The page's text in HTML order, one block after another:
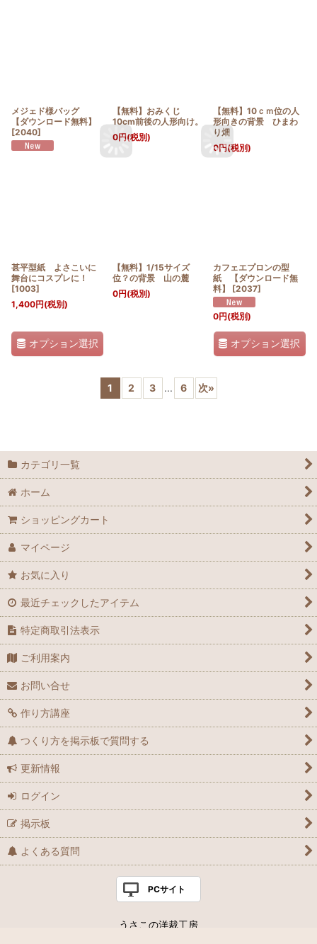
メジェド様バッグ
【ダウンロード無料】
[2040]
【無料】おみくじ
10cm前後の人形向け。
0円(税別)
【無料】10ｃｍ位の人
形向きの背景 ひまわ
り畑
0円(税別)
甚平型紙 よさこいに
舞台にコスプレに！
[1003]
1,400円(税別)
オプション選択
【無料】1/15サイズ
位？の背景 山の麓
0円(税別)
カフェエプロンの型
紙 【ダウンロード無
料】
[2037]
0円(税別)
オプション選択
1 2 3 ... 6 次»
カテゴリ一覧
ホーム
ショッピングカート
マイページ
お気に入り
最近チェックしたアイテム
特定商取引法表示
ご利用案内
お問い合せ
作り方講座
つくり方を掲示板で質問する
更新情報
ログイン
掲示板
よくある質問
PCサイト
うさこの洋裁工房